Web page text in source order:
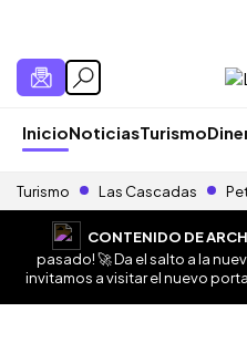
InicioNoticiasTurismo
Turismo Las Cascadas
CONTENIDO DE
pasado! 🚀 Da el salto a la
invitamos a visitar el nuevo